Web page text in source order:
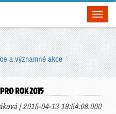
a významné akce
ROK 2015
| 2015-04-13 19:54:08.000